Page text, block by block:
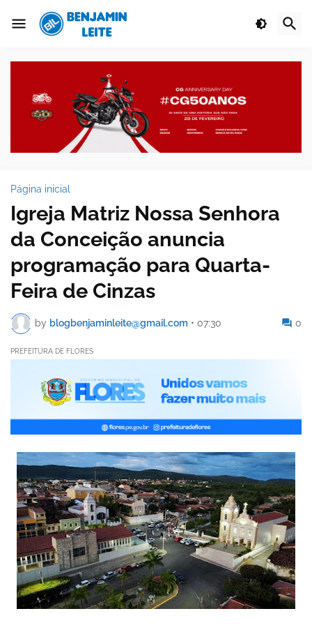
Página inicial
Igreja Matriz Nossa Senhora
da Conceição anuncia
programação para Quarta-
Feira de Cinzas
by blogbenjaminleite@gmail.com • 07:30 0
PREFEITURA DE FLORES